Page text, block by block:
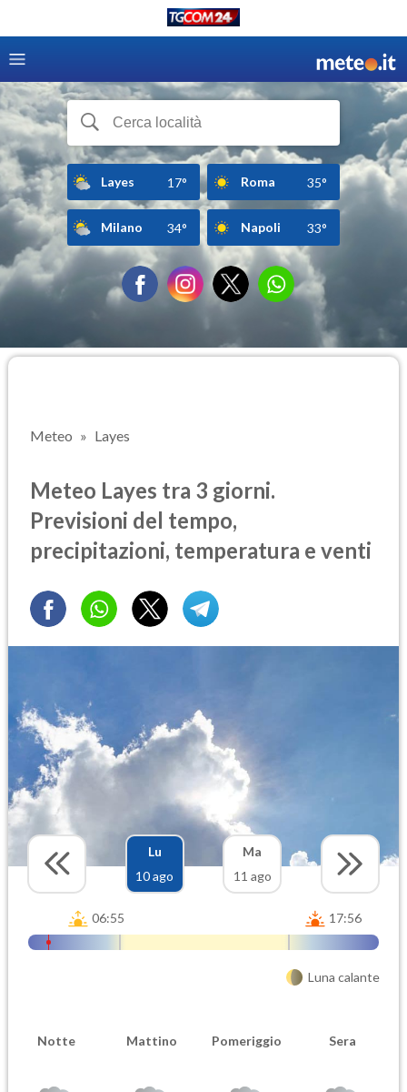
Layes 17° Roma 35°
Milano 34° Napoli 33°
Meteo Layes
Meteo Layes tra 3 giorni.
Previsioni del tempo,
precipitazioni, temperatura e venti
Lu
10 ago
Ma
11 ago
06:55 17:56
Luna calante
Notte Mattino Pomeriggio Sera